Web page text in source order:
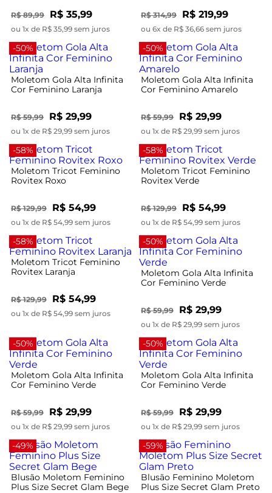
R$ 89,99 R$ 35,99
ou 1x de R$ 35,99 sem juros
R$ 314,99 R$ 219,99
ou 6x de R$ 36,66 sem juros
-50%
Moletom Gola Alta Infinita
Cor Feminino Laranja
R$ 59,99 R$ 29,99
ou 1x de R$ 29,99 sem juros
-50%
Moletom Gola Alta Infinita
Cor Feminino Amarelo
R$ 59,99 R$ 29,99
ou 1x de R$ 29,99 sem juros
-58%
Moletom Tricot Feminino
Rovitex Roxo
R$ 129,99 R$ 54,99
ou 1x de R$ 54,99 sem juros
-58%
Moletom Tricot Feminino
Rovitex Verde
R$ 129,99 R$ 54,99
ou 1x de R$ 54,99 sem juros
-58%
Moletom Tricot Feminino
Rovitex Laranja
R$ 129,99 R$ 54,99
ou 1x de R$ 54,99 sem juros
-50%
Moletom Gola Alta Infinita
Cor Feminino Verde
R$ 59,99 R$ 29,99
ou 1x de R$ 29,99 sem juros
-50%
Moletom Gola Alta Infinita
Cor Feminino Verde
R$ 59,99 R$ 29,99
ou 1x de R$ 29,99 sem juros
-50%
Moletom Gola Alta Infinita
Cor Feminino Verde
R$ 59,99 R$ 29,99
ou 1x de R$ 29,99 sem juros
-49%
Blusão Moletom Feminino
Plus Size Secret Glam Bege
-59%
Blusão Feminino Moletom
Plus Size Secret Glam Preto